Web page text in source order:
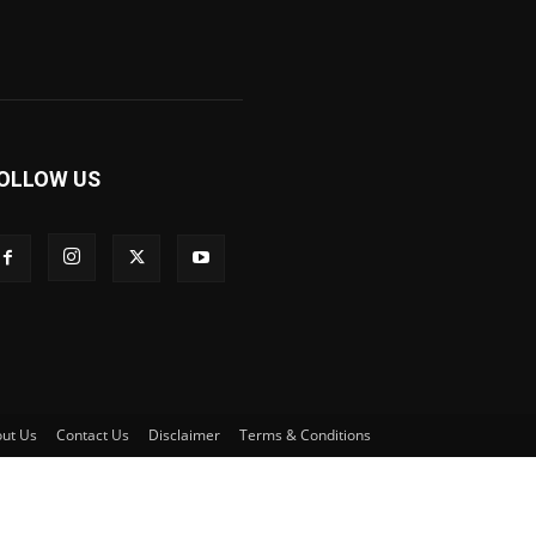
US
Us Contact Us Disclaimer Terms & Conditions